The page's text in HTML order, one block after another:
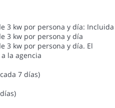
3 kw por persona y día: Incluida
3 kw por persona y día
3 kw por persona y día. El
la agencia
7 días)